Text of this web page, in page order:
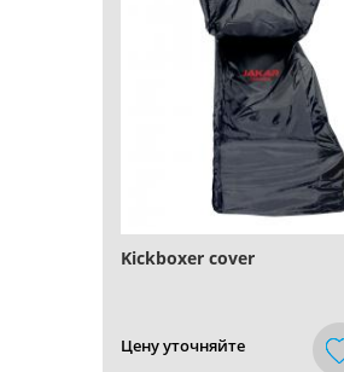
Kickboxer cover
Цену уточняйте